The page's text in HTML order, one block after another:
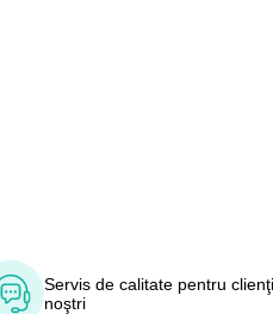
Servis de calitate pentru
noştri